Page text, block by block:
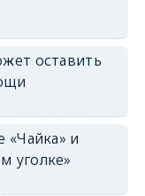
оставить
«Чайка» и
уголке»